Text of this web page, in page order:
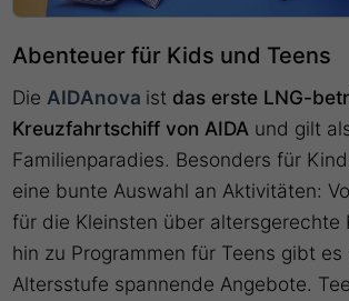
Abenteuer für Kids und Teens
Die AIDAnova ist das erste LNG-
Kreuzfahrtschiff von AIDA und gilt
Familienparadies. Besonders für
eine bunte Auswahl an Aktivitäten:
für die Kleinsten über altersgerechte
hin zu Programmen für Teens gibt
Altersstufe spannende Angebote.